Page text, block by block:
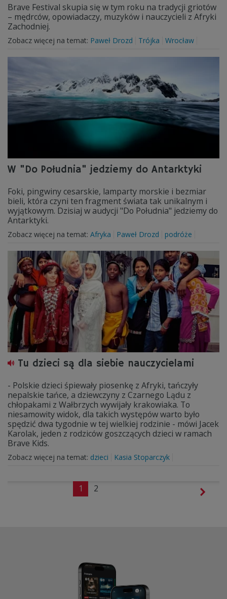
Brave Festival skupia się w tym roku na tradycji griotów
– mędrców, opowiadaczy, muzyków i nauczycieli z Afryki
Zachodniej.
Zobacz więcej na temat: Paweł Drozd Trójka Wrocław
W "Do Południa" jedziemy do Antarktyki
Foki, pingwiny cesarskie, lamparty morskie i bezmiar
bieli, która czyni ten fragment świata tak unikalnym i
wyjątkowym. Dzisiaj w audycji "Do Południa" jedziemy do
Antarktyki.
Zobacz więcej na temat: Afryka Paweł Drozd podróże
Tu dzieci są dla siebie nauczycielami
- Polskie dzieci śpiewały piosenkę z Afryki, tańczyły
nepalskie tańce, a dziewczyny z Czarnego Lądu z
chłopakami z Wałbrzych wywijały krakowiaka. To
niesamowity widok, dla takich występów warto było
spędzić dwa tygodnie w tej wielkiej rodzinie - mówi Jacek
Karolak, jeden z rodziców goszczących dzieci w ramach
Brave Kids.
Zobacz więcej na temat: dzieci Kasia Stoparczyk
1 2